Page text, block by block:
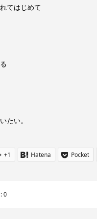
てはじめて
たい。
+1 Hatena Pocket
0